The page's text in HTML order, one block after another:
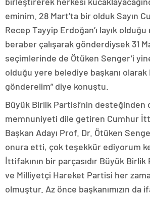
eminim. 28 Mart’ta bir olduk Sayın
Recep Tayyip Erdoğan’ı layık olduğu
beraber çalışarak gönderdiysek 31
seçimlerinde de Ötüken Senger’i
olduğu yere belediye başkanı
gönderelim” diye konuştu.
Büyük Birlik Partisi’nin desteğinden
memnuniyeti dile getiren Cumhur
Başkan Adayı Prof. Dr. Ötüken
onura etti, çok teşekkür ediyorum
İttifakının bir parçasıdır Büyük
ve Milliyetçi Hareket Partisi her
olmuştur. Az önce başkanımızın da